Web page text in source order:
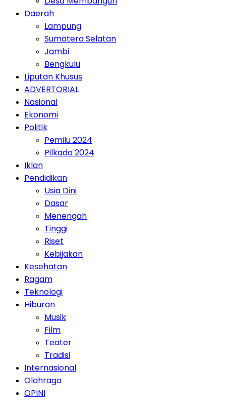
Daerah
Lampung
Sumatera Selatan
Jambi
Bengkulu
Liputan Khusus
ADVERTORIAL
Nasional
Ekonomi
Politik
Pemilu 2024
Pilkada 2024
Iklan
Pendidikan
Usia Dini
Dasar
Menengah
Tinggi
Riset
Kebijakan
Kesehatan
Ragam
Teknologi
Hiburan
Musik
Film
Teater
Tradisi
Internasional
Olahraga
OPINI